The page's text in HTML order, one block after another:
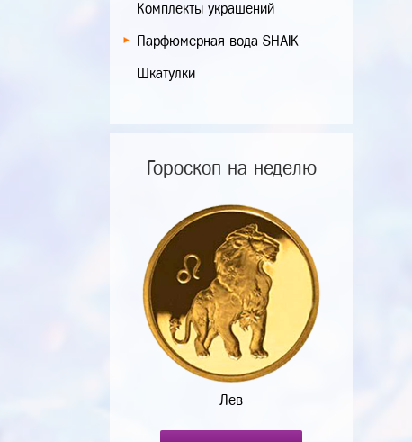
Комплекты украшений
Парфюмерная вода SHAIK
Шкатулки
Гороскоп на неделю
Лев